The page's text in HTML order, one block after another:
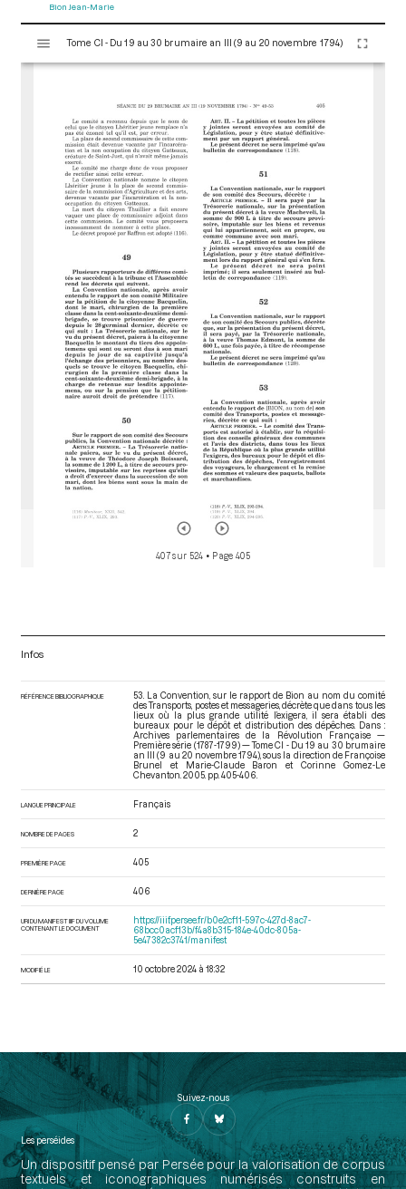
Bion Jean-Marie
s
Tome CI - Du 19 au 30 brumaire an III (9 au 20 novembre 1794)
407 sur 524 • Page 405
Infos
RÉFÉRENCE BIBLIOGRAPHIQUE
53. La Convention, sur le rapport de Bion au nom du comité
des Transports, postes et messageries, décrète que dans tous les
lieux où la plus grande utilité l’exigera, il sera établi des
bureaux pour le dépôt et distribution des dépêches. Dans :
Archives parlementaires de la Révolution Française —
Première série (1787-1799) — Tome CI - Du 19 au 30 brumaire
an III (9 au 20 novembre 1794) , sous la direction de Françoise
Brunel et Marie-Claude Baron et Corinne Gomez-Le
Chevanton. 2005. pp. 405-406.
LANGUE PRINCIPALE Français
NOMBRE DE PAGES 2
PREMIÈRE PAGE 405
DERNIÈRE PAGE 406
URI DU MANIFEST IIIF DU VOLUME
CONTENANT LE DOCUMENT
https://iiif.persee.fr/b0e2cf11-597c-427d-8ac7-
68bcc0acf13b/f4a8b315-184e-40dc-805a-
5e47382c3741/manifest
MODIFIÉ LE 10 octobre 2024 à 18:32
Suivez-nous
Les perséides
Un dispositif pensé par Persée pour la valorisation de corpus
textuels et iconographiques numérisés construits en